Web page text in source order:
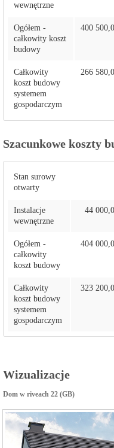
wewnętrzne
Ogółem -
całkowity koszt
budowy
400
Całkowity
koszt budowy
systemem
gospodarczym
266
Szacunkowe koszty
Stan surowy
otwarty
Instalacje
wewnętrzne
44
Ogółem -
całkowity
koszt budowy
404
Całkowity
koszt budowy
systemem
gospodarczym
323
Wizualizacje
Dom w riveach 22 (GB)